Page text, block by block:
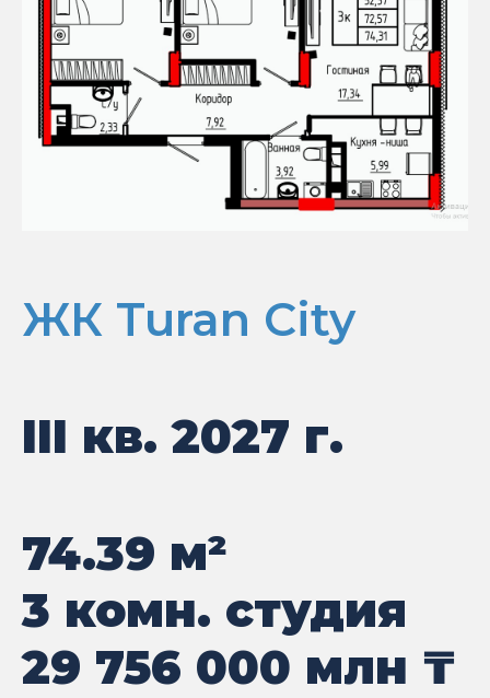
ЖК Turan City
III кв. 2027 г.
74.39 м²
3 комн. студия
29 756 000 млн ₸